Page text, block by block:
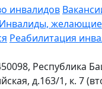
инвалидов
Инвалиды, желающие
Реабилитация
Республика
д.163/1, к. 7